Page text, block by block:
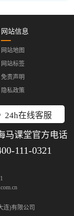
24h在线客服
马课堂官方电话
111-0321
网站信息
网站地图
网站标签
免责声明
隐私政策
连)有限公司